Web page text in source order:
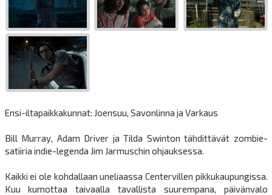
Ensi-iltapaikkakunnat: Joensuu, Savonlinna ja Varkaus
Bill Murray, Adam Driver ja Tilda Swinton tähdittävät zombie-
satiiria indie-legenda Jim Jarmuschin ohjauksessa.
Kaikki ei ole kohdallaan uneliaassa Centervillen pikkukaupungissa.
Kuu kumottaa taivaalla tavallista suurempana, päivänvalo